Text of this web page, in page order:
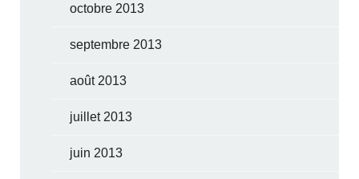
octobre 2013
septembre 2013
août 2013
juillet 2013
juin 2013